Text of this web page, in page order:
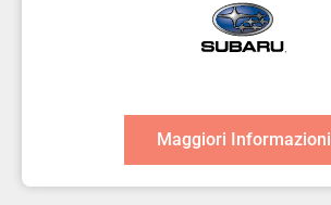
Maggiori Informazioni